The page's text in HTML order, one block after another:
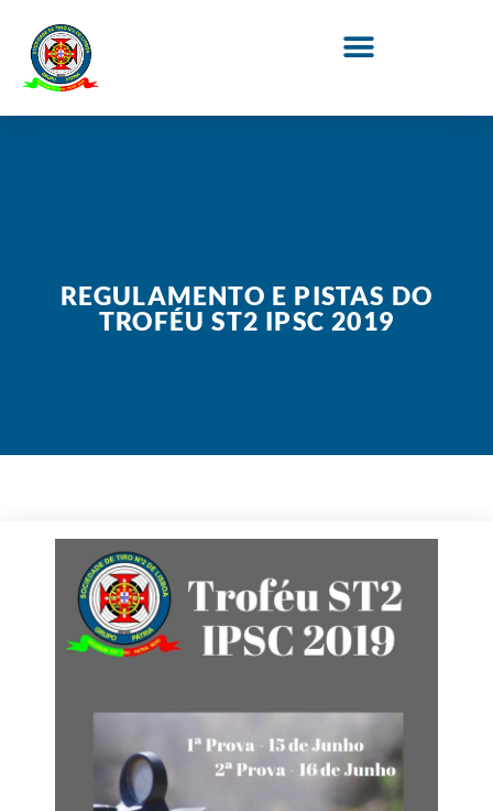
REGULAMENTO E PISTAS DO
TROFÉU ST2 IPSC 2019